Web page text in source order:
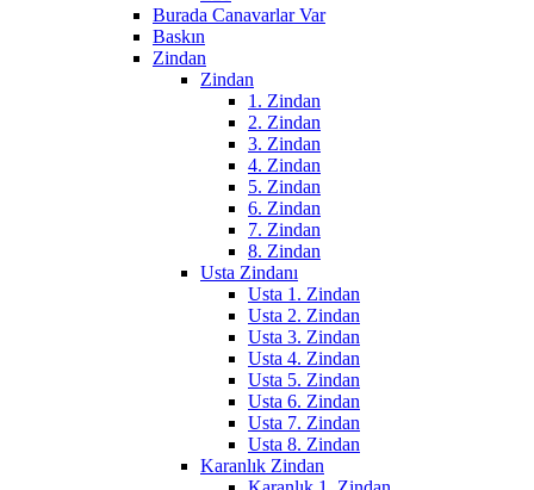
Burada Canavarlar Var
Baskın
Zindan
Zindan
1. Zindan
2. Zindan
3. Zindan
4. Zindan
5. Zindan
6. Zindan
7. Zindan
8. Zindan
Usta Zindanı
Usta 1. Zindan
Usta 2. Zindan
Usta 3. Zindan
Usta 4. Zindan
Usta 5. Zindan
Usta 6. Zindan
Usta 7. Zindan
Usta 8. Zindan
Karanlık Zindan